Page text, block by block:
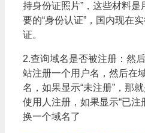
持身份证照片”，这些材料
要的“身份认证”，国内现在
证。
2.查询域名是否被注册：然
站注册一个用户名，然后在
名，如果显示“未注册”，那
使用人注册，如果显示“已注
换一个域名了